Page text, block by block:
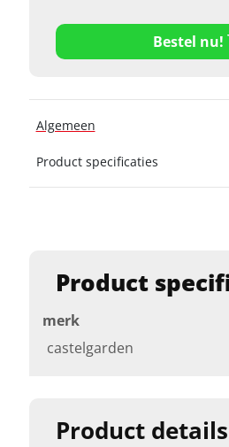
Product details
Product
merk
castelgarden
Bestel nu!
Algemeen
Product specificaties